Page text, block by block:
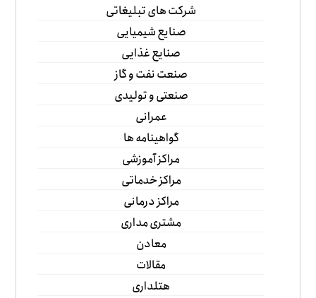
شرکت های تبلیغاتی
صنایع شیمیایی
صنایع غذایی
صنعت نفت و گاز
صنعتی و تولیدی
عمرانی
گواهینامه ها
مراکز آموزشی
مراکز خدماتی
مراکز درمانی
مشتری مداری
معادن
مقالات
هتلداری